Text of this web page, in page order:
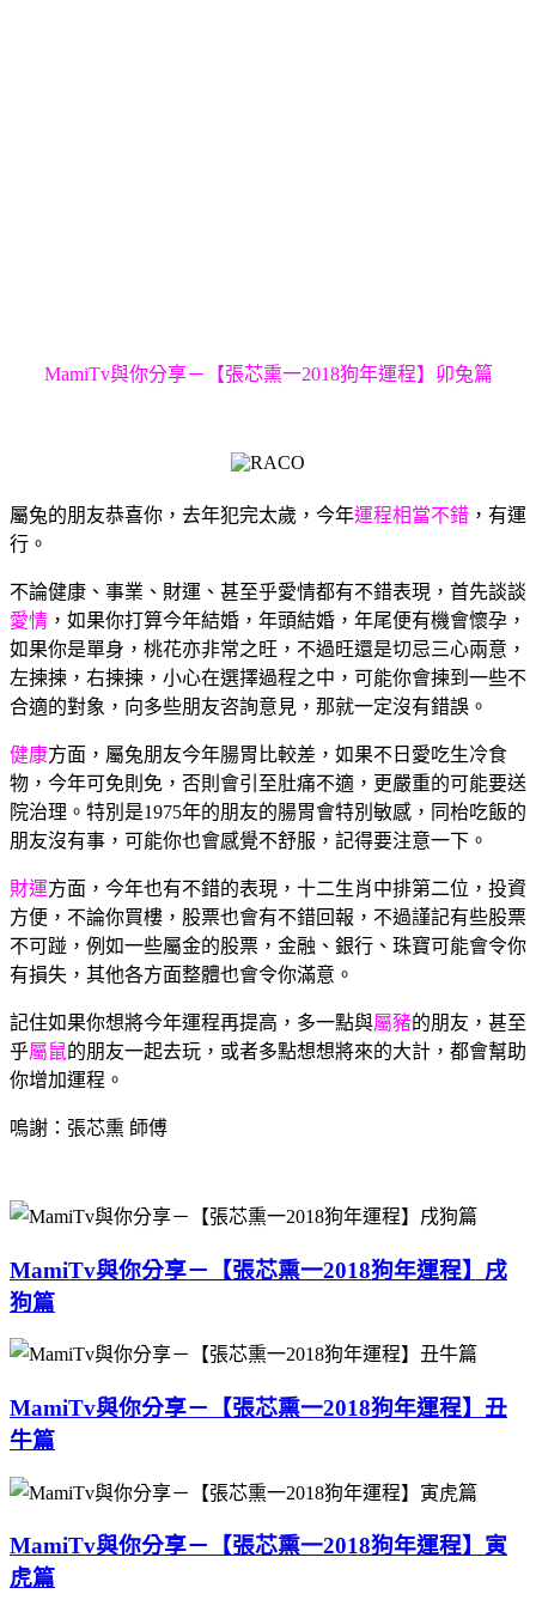
MamiTv與你分享－【張芯熏一2018狗年運程】卯兔篇
屬兔的朋友恭喜你，去年犯完太歲，今年運程相當不錯 ，有運
行。
不論健康、事業、財運、甚至乎愛情都有不錯表現，首先談談
愛情 ，如果你打算今年結婚，年頭結婚，年尾便有機會懷孕，
如果你是單身，桃花亦非常之旺，不過旺還是切忌三心兩意，
左揀揀，右揀揀，小心在選擇過程之中，可能你會揀到一些不
合適的對象，向多些朋友咨詢意見，那就一定沒有錯誤。
健康方面，屬兔朋友今年腸胃比較差，如果不日愛吃生冷食
物，今年可免則免，否則會引至肚痛不適，更嚴重的可能要送
院治理。特別是1975年的朋友的腸胃會特別敏感，同枱吃飯的
朋友沒有事，可能你也會感覺不舒服，記得要注意一下。
財運方面，今年也有不錯的表現，十二生肖中排第二位，投資
方便，不論你買樓，股票也會有不錯回報，不過謹記有些股票
不可踫，例如一些屬金的股票，金融、銀行、珠寶可能會令你
有損失，其他各方面整體也會令你滿意。
記住如果你想將今年運程再提高，多一點與屬豬的朋友，甚至
乎屬鼠的朋友一起去玩，或者多點想想將來的大計，都會幫助
你增加運程。
嗚謝：張芯熏 師傅
MamiTv與你分享－【張芯熏一2018狗年運程】戌
狗篇
MamiTv與你分享－【張芯熏一2018狗年運程】丑
牛篇
MamiTv與你分享－【張芯熏一2018狗年運程】寅
虎篇